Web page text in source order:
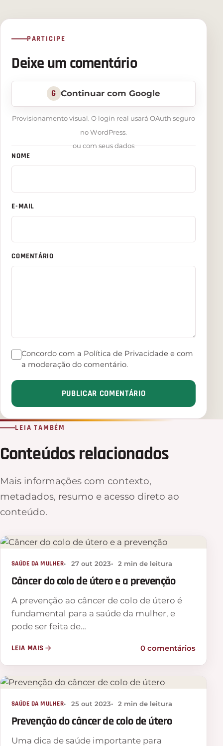
PARTICIPE
Deixe um comentário
G Continuar com Google
Provisionamento visual. O login real usará OAuth seguro
no WordPress.
ou com seus dados
NOME
E-MAIL
COMENTÁRIO
Concordo com a Política de Privacidade e com
a moderação do comentário.
PUBLICAR COMENTÁRIO
LEIA TAMBÉM
Conteúdos relacionados
Mais informações com contexto,
metadados, resumo e acesso direto ao
conteúdo.
SAÚDE DA MULHER 27 out 2023 2 min de leitura
Câncer do colo de útero e a prevenção
A prevenção ao câncer de colo de útero é
fundamental para a saúde da mulher, e
pode ser feita de…
LEIA MAIS 0 comentários
SAÚDE DA MULHER 25 out 2023 2 min de leitura
Prevenção do câncer de colo de útero
Uma dica de saúde importante para